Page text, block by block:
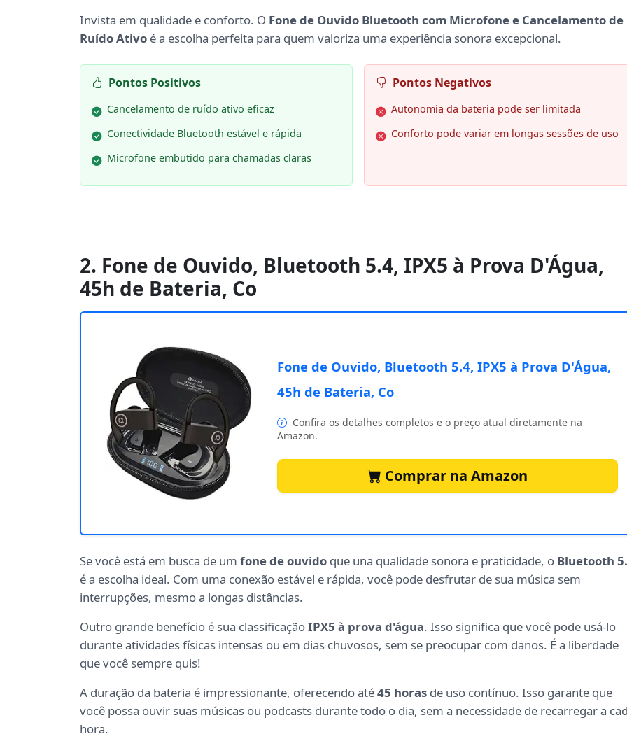
Invista em qualidade e conforto. O Fone de Ouvido Bluetooth com Microfone e Cancelamento de
Ruído Ativo é a escolha perfeita para quem valoriza uma experiência sonora excepcional.
Pontos Positivos
Cancelamento de ruído ativo eficaz
Conectividade Bluetooth estável e rápida
Microfone embutido para chamadas claras
Pontos Negativos
Autonomia da bateria pode ser limitada
Conforto pode variar em longas sessões de uso
2. Fone de Ouvido, Bluetooth 5.4, IPX5 à Prova D'Água,
45h de Bateria, Co
Fone de Ouvido, Bluetooth 5.4, IPX5 à Prova D'Água,
45h de Bateria, Co
Confira os detalhes completos e o preço atual diretamente na
Amazon.
Comprar na Amazon
Se você está em busca de um fone de ouvido que una qualidade sonora e praticidade, o Bluetooth
é a escolha ideal. Com uma conexão estável e rápida, você pode desfrutar de sua música sem
interrupções, mesmo a longas distâncias.
Outro grande benefício é sua classificaçãoIPX5 à prova d'água. Isso significa que você pode usá-lo
durante atividades físicas intensas ou em dias chuvosos, sem se preocupar com danos. É a liberdade
que você sempre quis!
A duração da bateria é impressionante, oferecendo até45 horas de uso contínuo. Isso garante que
você possa ouvir suas músicas ou podcasts durante todo o dia, sem a necessidade de recarregar a
hora.